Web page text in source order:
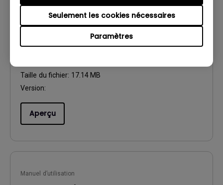
Paramètres
Seulement les cookies nécessaires
Manuel d’utilisation
Manuel d'utilisation
Mise à jour:2017/10/17
Taille du fichier: 17.14 MB
Version:
Aperçu
Manuel d’utilisation